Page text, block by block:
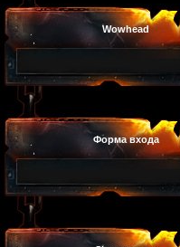
Wowhead
Форма входа